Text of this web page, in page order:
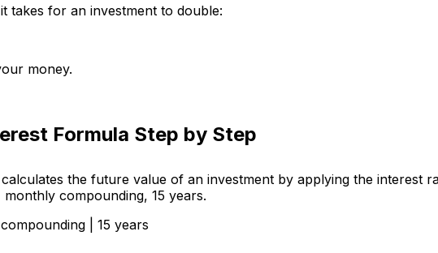
takes for an investment to double:
money.
Formula Step by Step
the future value of an investment by applying the interest
compounding, 15 years.
| 15 years